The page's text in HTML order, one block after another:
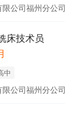
公司福州分公司
床技术员
中
公司福州分公司